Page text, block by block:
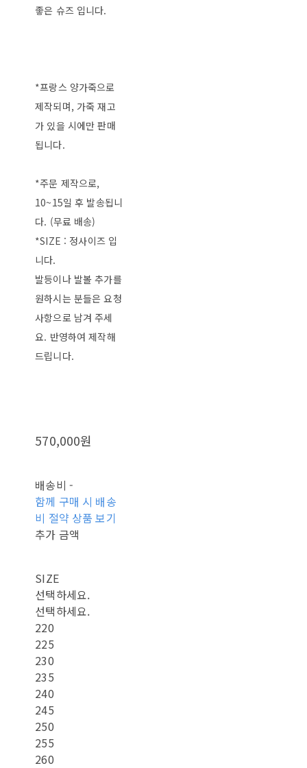
좋은 슈즈 입니다.
*프랑스 양가죽으로
제작되며, 가죽 재고
가 있을 시에만 판매
됩니다.
*주문 제작으로,
10~15일 후 발송됩니
다. (무료 배송)
*SIZE : 정사이즈 입
니다.
발등이나 발볼 추가를
원하시는 분들은 요청
사항으로 남겨 주세
요. 반영하여 제작해
드립니다.
570,000원
배송비 -
함께 구매 시 배송
비 절약 상품 보기
추가 금액
SIZE
선택하세요.
선택하세요.
220
225
230
235
240
245
250
255
260